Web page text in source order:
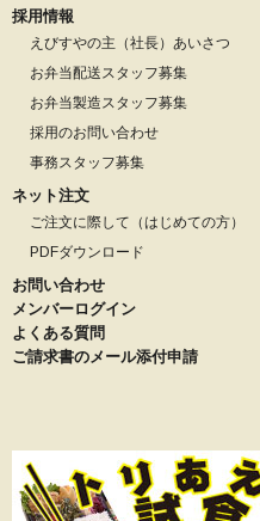
採用情報
えびすやの主（社長）あいさつ
お弁当配送スタッフ募集
お弁当製造スタッフ募集
採用のお問い合わせ
事務スタッフ募集
ネット注文
ご注文に際して（はじめての方）
PDFダウンロード
お問い合わせ
メンバーログイン
よくある質問
ご請求書のメール添付申請